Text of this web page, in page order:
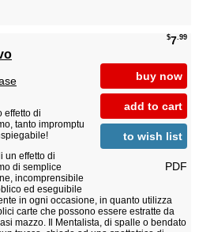
$7.99
buy now
add to cart
to wish list
PDF
effetto di
tanto impromptu
un effetto di
di semplice
incomprensibile
ed eseguibile
in ogni occasione, in quanto utilizza
carte che possono essere estratte da
mazzo. Il Mentalista, di spalle o bendato